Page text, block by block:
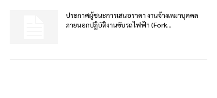
ประกาศผู้ชนะการเสนอราคา งานจ้างเหมาบุคคล
ภายนอกปฏิบัติงานขับรถไฟฟ้า (Fork...